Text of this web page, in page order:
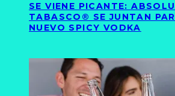
SE VIENE PICANTE:
TABASCO® SE JUNTAN
NUEVO SPICY VODKA